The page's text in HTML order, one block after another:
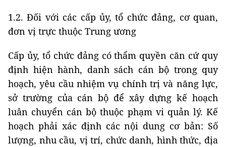
1.2. Đối với các cấp ủy, tổ chức đảng, cơ quan,
đơn vị trực thuộc Trung ương
Cấp ủy, tổ chức đảng có thẩm quyền căn cứ quy
định hiện hành, danh sách cán bộ trong quy
hoạch, yêu cầu nhiệm vụ chính trị và năng lực,
sở trường của cán bộ để xây dựng kế hoạch
luân chuyển cán bộ thuộc phạm vi quản lý. Kế
hoạch phải xác định các nội dung cơ bản: Số
lượng, nhu cầu, vị trí, chức danh, hình thức, địa